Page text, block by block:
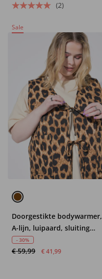
(2)
Sale
Doorgestikte bodywarmer,
A-lijn, luipaard, sluiting
met bandjes
- 30%
€ 59,99 € 41,99